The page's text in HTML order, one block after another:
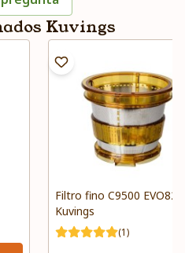
Kuvings
Filtro fino C9500 EVO820
Kuvings
(1)